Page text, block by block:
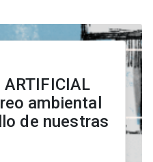
ARTIFICIAL
ambiental
de nuestras